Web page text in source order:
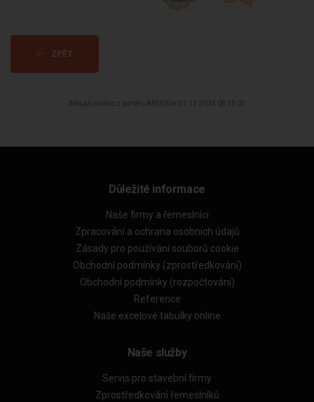
ZPĚT
Aktualizováno z portálu ARES dne 01.12.2024 08:15:07
Důležité informace
Naše firmy a řemeslníci
Zpracování a ochrana osobních údajů
Zásady pro používání souborů cookie
Obchodní podmínky (zprostředkování)
Obchodní podmínky (rozpočtování)
Reference
Naše excelové tabulky online
Naše služby
Servis pro stavební firmy
Zprostředkování řemeslníků